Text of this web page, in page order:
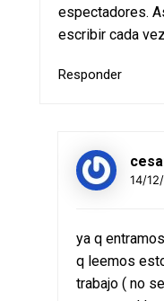
espectadores.
escribir cada
Responder
14/
ya q
q leemos
trabajo ( no